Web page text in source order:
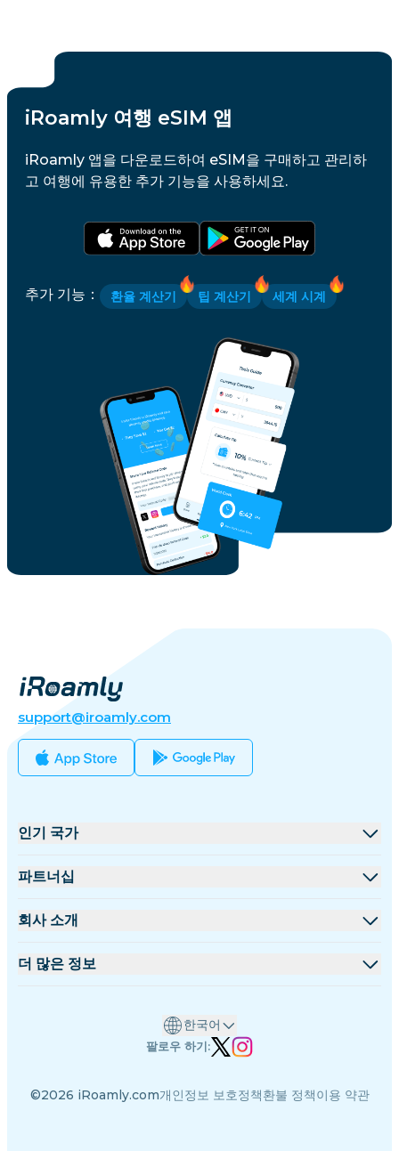
iRoamly 여행 eSIM 앱
iRoamly 앱을 다운로드하여 eSIM을 구매하고 관리하
고 여행에 유용한 추가 기능을 사용하세요.
추가 기능 ： 환율 계산기 팁 계산기 세계 시계
support@iroamly.com
인기 국가
미국
터키
프랑스
인도
파트너십
도매 플랫폼
API 문서
회사 소개
iRoamly 소개
더 많은 정보
저자 팀
©2026 iRoamly.com개인정보 보호정책환불 정책이용 약관
한국어
팔로우 하기: